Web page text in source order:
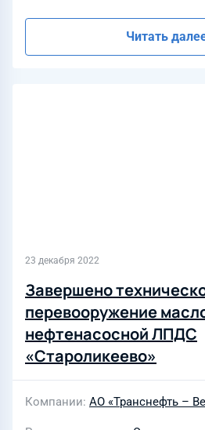
Читать
23 декабря 2022
Завершено
перевооружение
нефтенасосной ЛПДС
«Староликеево»
Компании АО «Транснефть –